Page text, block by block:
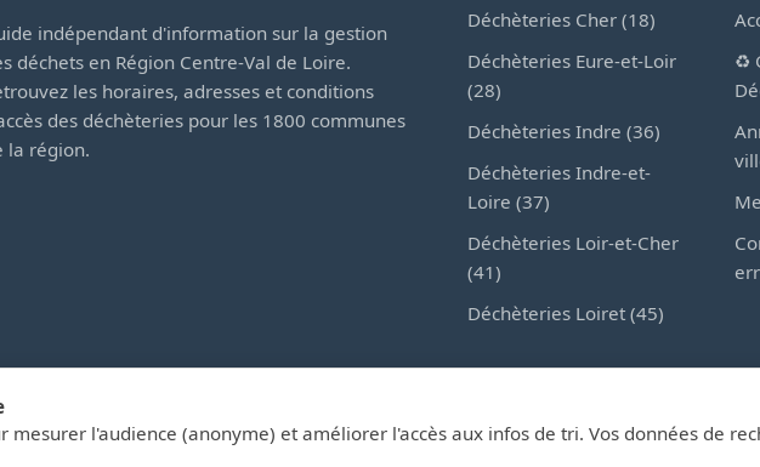
indépendant d'information sur la gestion
déchets en Région Centre-Val de Loire.
les horaires, adresses et conditions
des déchèteries pour les 1800 communes
la région.
Déchèteries Cher (18)
Déchèteries Eure-et-Loir
(28)
Déchèteries Indre (36)
Déchèteries Indre-et-
Loire (37)
Déchèteries Loir-et-Cher
(41)
Déchèteries Loiret (45)
♻️
© 2026 PortailDesDechetsEnRegionCentre.fr — Site d'information privé, non affilié
mesurer l'audience (anonyme) et améliorer l'accès aux infos de tri. Vos données de